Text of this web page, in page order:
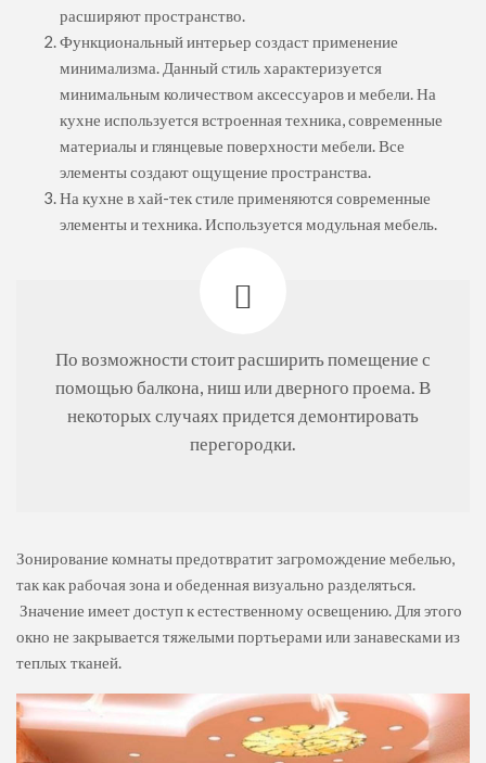
расширяют пространство.
Функциональный интерьер создаст применение
минимализма. Данный стиль характеризуется
минимальным количеством аксессуаров и мебели. На
кухне используется встроенная техника, современные
материалы и глянцевые поверхности мебели. Все
элементы создают ощущение пространства.
На кухне в хай-тек стиле применяются современные
элементы и техника. Используется модульная мебель.
По возможности стоит расширить помещение с
помощью балкона, ниш или дверного проема. В
некоторых случаях придется демонтировать
перегородки.
Зонирование комнаты предотвратит загромождение мебелью,
так как рабочая зона и обеденная визуально разделяться.
Значение имеет доступ к естественному освещению. Для этого
окно не закрывается тяжелыми портьерами или занавесками из
теплых тканей.